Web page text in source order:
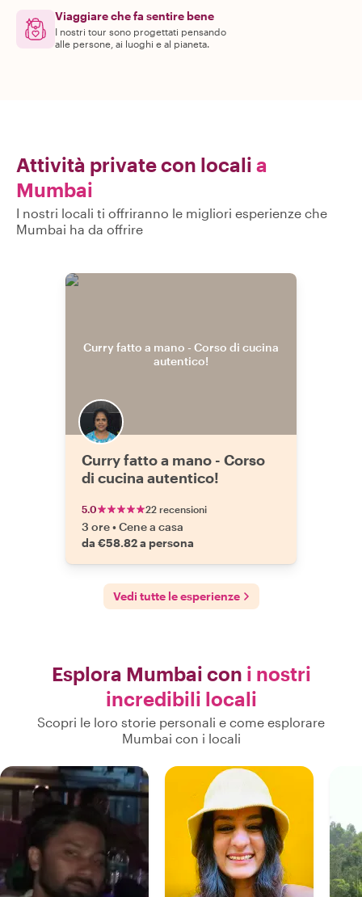
Viaggiare che fa sentire bene
I nostri tour sono progettati pensando
alle persone, ai luoghi e al pianeta.
Attività private con locali a
Mumbai
I nostri locali ti offriranno le migliori esperienze che
Mumbai ha da offrire
Curry fatto a mano - Corso
di cucina autentico!
5.0 22 recensioni
3 ore•Cene a casa
da €58.82 a persona
Vedi tutte le esperienze
Esplora Mumbai con i nostri
incredibili locali
Scopri le loro storie personali e come esplorare
Mumbai con i locali